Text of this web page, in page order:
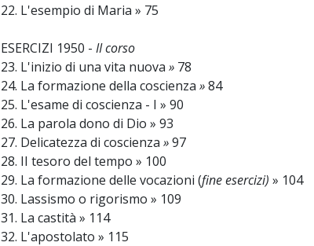
22. L'esempio di Maria » 75
ESERCIZI 1950 - II corso
23. L'inizio di una vita nuova »78
24. La formazione della coscienza »84
25. L'esame di coscienza - I » 90
26. La parola dono di Dio » 93
27. Delicatezza di coscienza »97
28. II tesoro del tempo » 100
29. La formazione delle vocazioni (fine esercizi) » 104
30. Lassismo o rigorismo » 109
31. La castità » 114
32. L'apostolato » 115